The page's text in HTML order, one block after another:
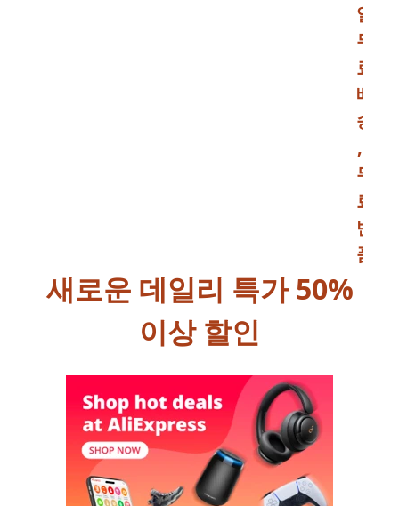
일
무
료
배
송
,
무
료
반
새로운 데일리 특가 50%
이상 할인